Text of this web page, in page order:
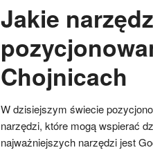
Jakie
Chojnicach
W dzisiejszym świecie
narzędzi, które mogą wspierać
najważniejszych narzędzi jest